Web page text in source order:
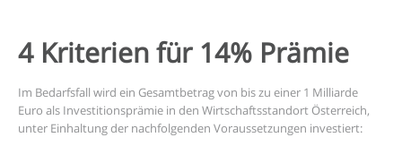
4 Kriterien für 14% Prämie
Im Bedarfsfall wird ein Gesamtbetrag von bis zu einer 1 Milliarde
Euro als Investitionsprämie in den Wirtschaftsstandort Österreich,
unter Einhaltung der nachfolgenden Voraussetzungen investiert: